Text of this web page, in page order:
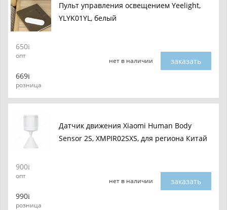
Пульт управления освещением Yeelight,
YLYK01YL, белый
650
опт
669
розница
нет в наличии заказать
Датчик движения Xiaomi Human Body
Sensor 2S, XMPIR02SXS, для региона Китай
900
опт
990
розница
нет в наличии заказать